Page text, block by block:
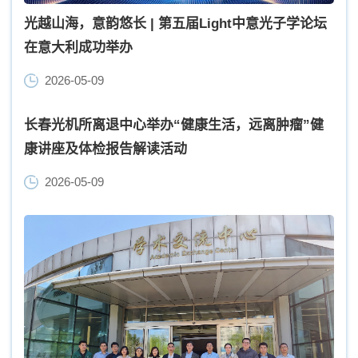
光越山海，意韵悠长 | 第五届Light中意光子学论坛
在意大利成功举办
2026-05-09
长春光机所离退中心举办“健康生活，远离肿瘤”健
康讲座及体检报告解读活动
2026-05-09